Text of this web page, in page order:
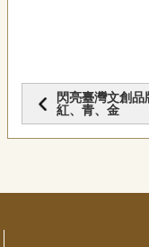
閃亮臺灣文創品
紅、青、金